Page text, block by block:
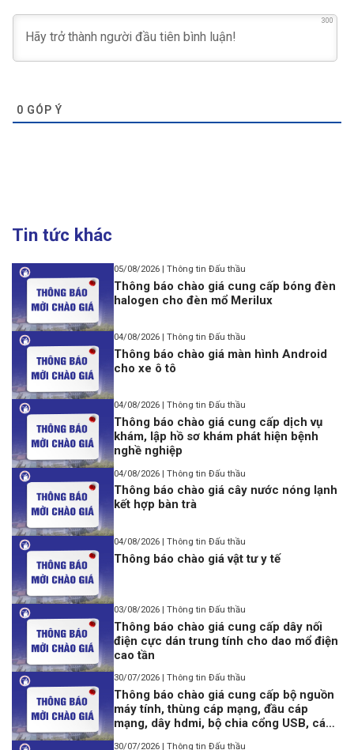
300
0 GÓP Ý
Tin tức khác
05/08/2026 | Thông tin Đấu thầu
Thông báo chào giá cung cấp bóng đèn
halogen cho đèn mổ Merilux
04/08/2026 | Thông tin Đấu thầu
Thông báo chào giá màn hình Android
cho xe ô tô
04/08/2026 | Thông tin Đấu thầu
Thông báo chào giá cung cấp dịch vụ
khám, lập hồ sơ khám phát hiện bệnh
nghề nghiệp
04/08/2026 | Thông tin Đấu thầu
Thông báo chào giá cây nước nóng lạnh
kết hợp bàn trà
04/08/2026 | Thông tin Đấu thầu
Thông báo chào giá vật tư y tế
03/08/2026 | Thông tin Đấu thầu
Thông báo chào giá cung cấp dây nối
điện cực dán trung tính cho dao mổ điện
cao tần
30/07/2026 | Thông tin Đấu thầu
Thông báo chào giá cung cấp bộ nguồn
máy tính, thùng cáp mạng, đầu cáp
mạng, dây hdmi, bộ chia cổng USB, cáp
30/07/2026 | Thông tin Đấu thầu